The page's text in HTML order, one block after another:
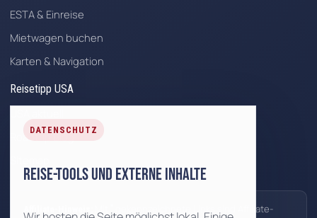
ESTA & Einreise
Mietwagen buchen
Karten & Navigation
Reisetipp USA
Roadtrip Blog
gekennzeichnete Links sind Affiliate-
DATENSCHUTZ
Reise-Tools und externe Inhalte